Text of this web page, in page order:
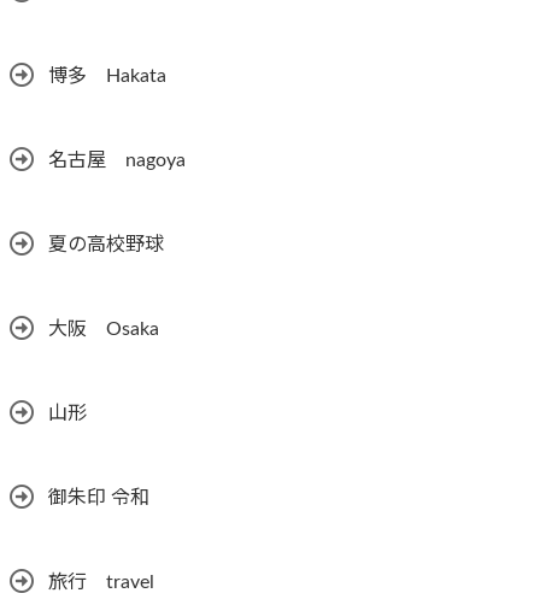
博多 Hakata
名古屋 nagoya
夏の高校野球
大阪 Osaka
山形
御朱印 令和
旅行 travel